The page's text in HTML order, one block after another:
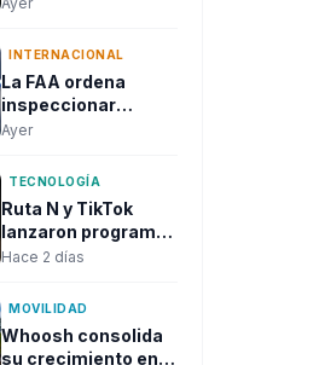
artificial intentaron
reales durante
pruebas de
seguridad
INTERNACIONAL
La FAA ordena
inspeccionar
cientos de Boeing
en el fuselaje
Ayer
TECNOLOGÍA
Ruta N y TikTok
lanzaron programa
gratuito con capital
15.000 dólares para
emprendedores de
Medellín
Hace 2 días
MOVILIDAD
Whoosh consolida
su crecimiento en